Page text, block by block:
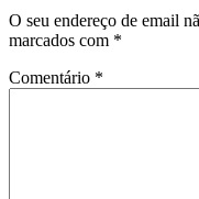
O seu endereço de email
marcados com *
Comentário *